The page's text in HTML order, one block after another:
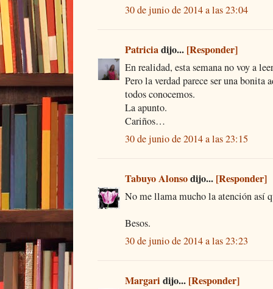
30 de junio de 2014 a las 23:04
Patriciadijo... [Responder]
En realidad, esta semana no voy a
Pero la verdad parece ser una bonita
todos conocemos.
La apunto.
Cariños…
30 de junio de 2014 a las 23:15
Tabuyo Alonsodijo... [Responder]
No me llama mucho la atención así
Besos.
30 de junio de 2014 a las 23:23
Margari dijo... [Responder]